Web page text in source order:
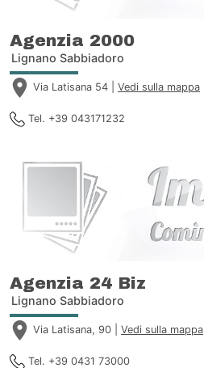
Agenzia 2000
Lignano Sabbiadoro
Via Latisana 54 | Vedi sulla mappa
Tel. +39 043171232
Agenzia 24 Biz
Lignano Sabbiadoro
Via Latisana, 90 | Vedi sulla mappa
Tel. +39 0431 73000